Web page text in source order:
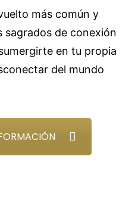
más común y
sagrados de conexión
en tu propia
del mundo